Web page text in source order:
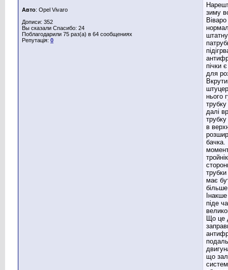
Авто: Opel Vivaro
Дописи: 352
Вы сказали Спасибо: 24
Поблагодарили 75 раз(а) в 64 сообщениях
Репутація: 0
зиму
пічки
для
нього
далі
трубку
в
має
піде
Що це
що